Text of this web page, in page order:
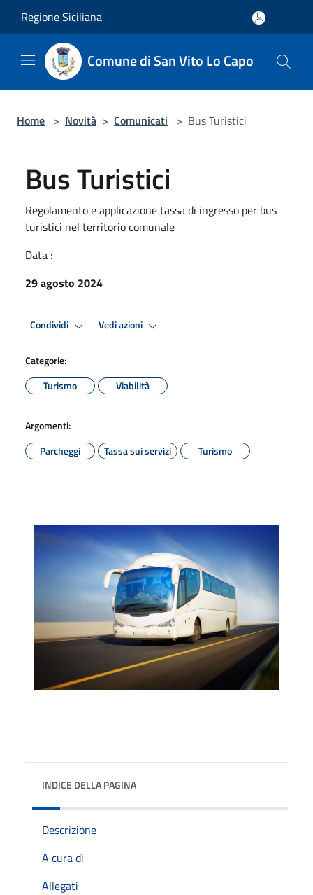
Regione Siciliana
Comune di San Vito Lo Capo
Home > Novità > Comunicati > Bus Turistici
Bus Turistici
Regolamento e applicazione tassa di ingresso per bus
turistici nel territorio comunale
Data :
29 agosto 2024
Condividi Vedi azioni
Categorie:
Turismo
Viabilità
Argomenti:
Parcheggi
Tassa sui servizi Turismo
INDICE DELLA PAGINA
Descrizione
A cura di
Allegati